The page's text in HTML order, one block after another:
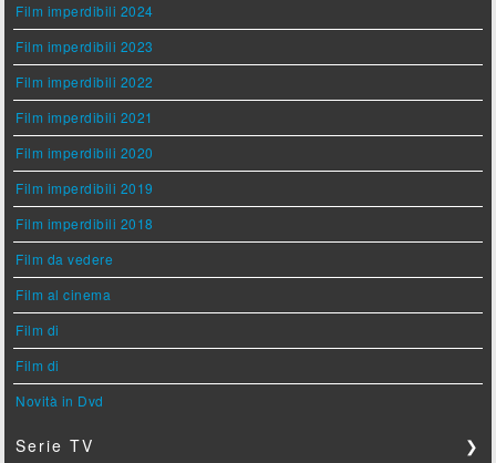
Film imperdibili 2024
Film imperdibili 2023
Film imperdibili 2022
Film imperdibili 2021
Film imperdibili 2020
Film imperdibili 2019
Film imperdibili 2018
Film da vedere
Film al cinema
Film di
Film di
Novità in Dvd
Serie TV ❯